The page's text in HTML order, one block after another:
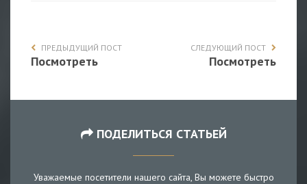
ПРЕДЫДУЩИЙ ПОСТ
Посмотреть
СЛЕДУЮЩИЙ ПОСТ
Посмотреть
ПОДЕЛИТЬСЯ СТАТЬЕЙ
Уважаемые посетители нашего сайта, Вы можете быстро